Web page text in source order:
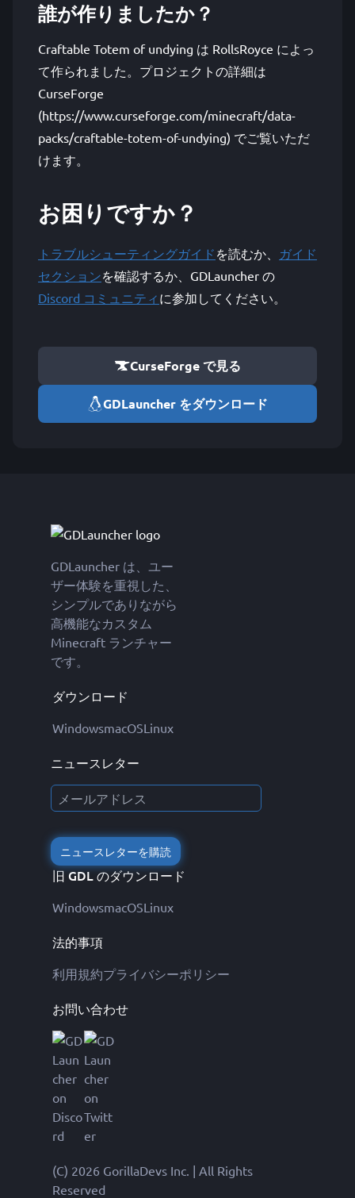
誰が作りましたか？
Craftable Totem of undying は RollsRoyce によっ
て作られました。プロジェクトの詳細は
CurseForge
(https://www.curseforge.com/minecraft/data-
packs/craftable-totem-of-undying) でご覧いただ
けます。
お困りですか？
トラブルシューティングガイド を読むか、 ガイド
セクションを確認するか、GDLauncher の
Discord コミュニティ に参加してください。
CurseForge で見る
GDLauncher をダウンロード
GDLauncher は、ユー
ザー体験を重視した、
シンプルでありながら
高機能なカスタム
Minecraft ランチャー
です。
ダウンロード
WindowsmacOSLinux
ニュースレター
ニュースレターを購読
旧 GDL のダウンロード
WindowsmacOSLinux
法的事項
利用規約プライバシーポリシー
お問い合わせ
(C) 2026 GorillaDevs Inc. | All Rights
Reserved